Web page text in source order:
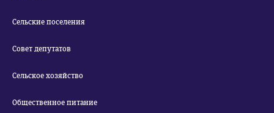
Сельские поселения
Совет депутатов
Сельское хозяйство
Общественное питание